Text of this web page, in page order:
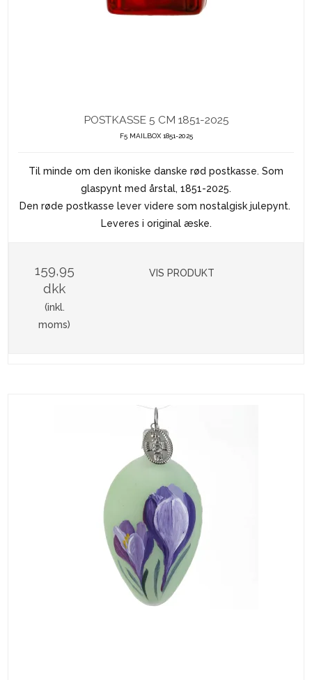
POSTKASSE 5 CM 1851-2025
F5 MAILBOX 1851-2025
Til minde om den ikoniske danske rød postkasse. Som
glaspynt med årstal, 1851-2025.
Den røde postkasse lever videre som nostalgisk julepynt.
Leveres i original æske.
159,95
dkk
(inkl.
moms)
VIS PRODUKT